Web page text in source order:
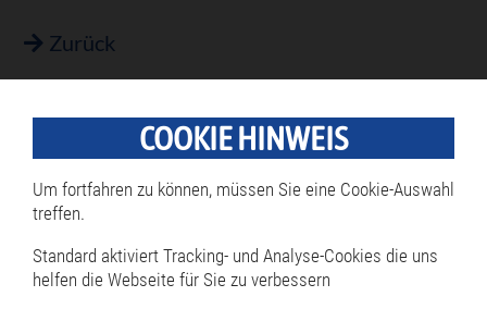
Zurück
Rathaus
Navigation
Bürgermeister
Öffnungszeiten
COOKIE HINWEIS
Um fortfahren zu können, müssen Sie eine Cookie-Auswahl
treffen.
Standard aktiviert Tracking- und Analyse-Cookies die uns
helfen die Webseite für Sie zu verbessern